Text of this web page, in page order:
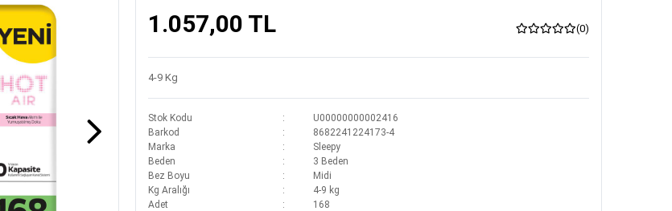
1.057,00 TL (0)
4-9 Kg
Stok Kodu
U00000000002416
Barkod
8682241224173-4
Marka
Sleepy
Beden
3 Beden
Bez Boyu
Midi
Kg Aralığı
4-9 kg
Adet
168